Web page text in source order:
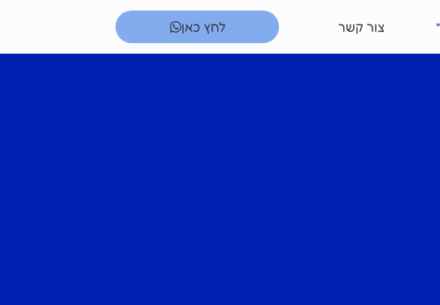
צור קשר לחץ כאן